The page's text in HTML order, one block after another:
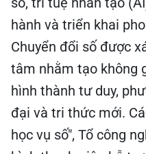
hành và triển khai
Chuyển đổi số được
tâm nhằm tạo không
hình thành tư duy,
đại và tri thức mới.
học vụ số", Tổ công